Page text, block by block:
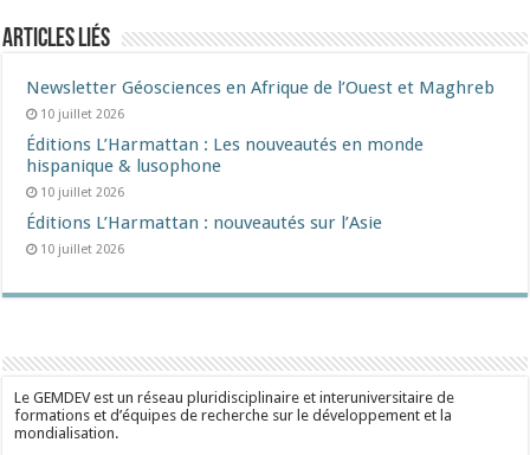
Articles liés
Newsletter Géosciences en Afrique de l’Ouest et Maghreb
10 juillet 2026
Éditions L’Harmattan : Les nouveautés en monde
hispanique & lusophone
10 juillet 2026
Éditions L’Harmattan : nouveautés sur l’Asie
10 juillet 2026
Le GEMDEV est un réseau pluridisciplinaire et interuniversitaire de
formations et d’équipes de recherche sur le développement et la
mondialisation.